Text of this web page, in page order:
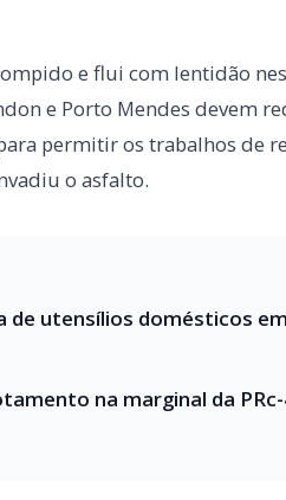
de utensílios domésticos
seu portal de notícias?